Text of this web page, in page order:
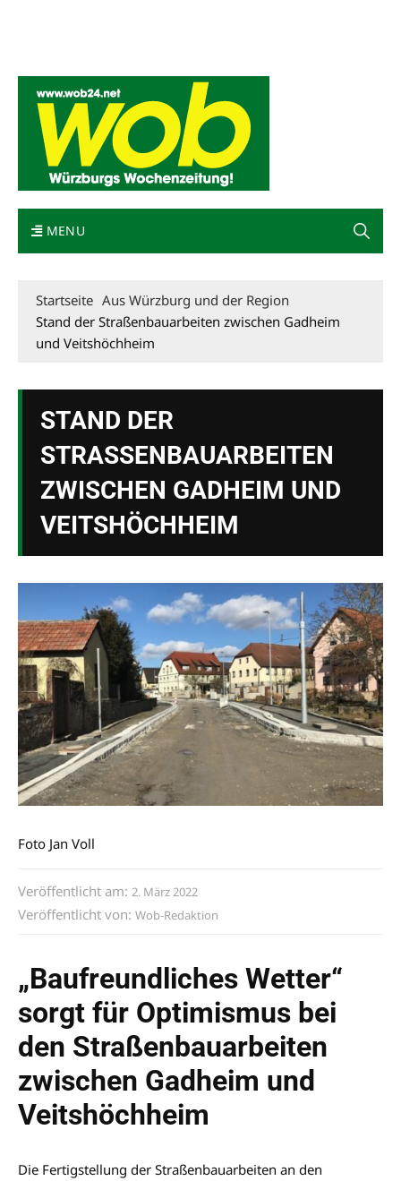
MENU
Startseite Aus Würzburg und der Region
Stand der Straßenbauarbeiten zwischen Gadheim
und Veitshöchheim
STAND DER
STRASSENBAUARBEITEN Z
WISCHEN GADHEIM UND V
EITSHÖCHHEIM
Foto Jan Voll
Veröffentlicht am: 2. März 2022
Veröffentlicht von: Wob-Redaktion
„Baufreundliches Wetter“
sorgt für Optimismus bei
den Straßenbauarbeiten
zwischen Gadheim und
Veitshöchheim
Die Fertigstellung der Straßenbauarbeiten an den